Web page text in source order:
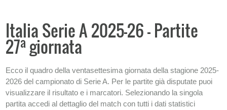
Italia Serie A 2025-26 - Partite
27a giornata
Ecco il quadro della ventasettesima giornata della stagione 2025-
2026 del campionato di Serie A. Per le partite già disputate puoi
visualizzare il risultato e i marcatori. Selezionando la singola
partita accedi al dettaglio del match con tutti i dati statistici